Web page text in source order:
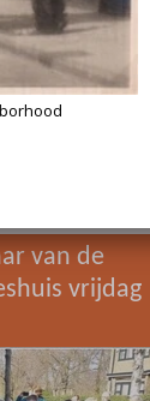
in onze wijk bij 4
gelegd,
het trottoir voor
dat bewoners daar
van de
vrijdag